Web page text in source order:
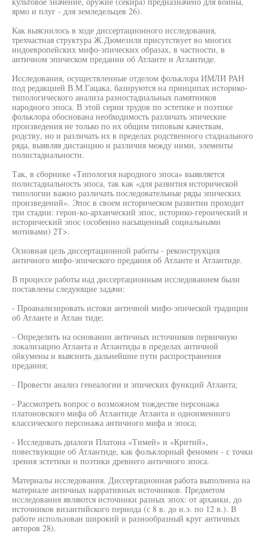
ярмо и плуг - для земледельцев 26).
Как выяснилось в ходе диссертационного исследования,
трехчастная структура Ж.Дюмезиля присутствует во многих
индоевропейских мифо-эпических образах, в частности, в
античном эпическом предании об Атланте и Атлантиде.
Исследования, осуществленные отделом фольклора ИМЛИ РАН
под редакцией В.М.Гацака, базируются на принципах историко-
типологического анализа разностадиальных памятников
народного эпоса. В этой серии трудов по эстетике и поэтике
фольклора обоснована необходимость различать эпические
произведения не только по их общим типовым качествам,
родству, но и различать их в пределах родственного стадиального
ряда, выявляя дистанцию и различия между ними, элементы
полистадиальности.
Так, в сборнике «Типология народного эпоса» выявляется
полистадиальность эпоса, так как «для развития исторической
типологии важно различать последовательные ряды эпических
произведений». Эпос в своем историческом развитии проходит
три стадии: герои-ко-архаический эпос, историко-героический и
исторический эпос (особенно насыщенный социальными
мотивами) 2Т>.
Основная цель диссертационной работы - реконструкция
античного мифо-эпического предания об Атланте и Атлантиде.
В процессе работы над диссертационным исследованием были
поставлены следующие задачи:
- Проанализировать истоки античной мифо-эпической традиции
об Атланте и Атлан тиде;
- Определить на основании античных источников первичную
локализацию Атланта и Атлантиды в пределах античной
ойкумены и выяснить дальнейшие пути распространения
предания;
- Провести анализ генеалогии и эпических функций Атланта;
- Рассмотреть вопрос о возможном тождестве персонажа
платоновского мифа об Атлантиде Атланта и одноименного
классического персонажа античного мифа и эпоса;
- Исследовать диалоги Платона «Тимей» и «Критий»,
повествующие об Атлантиде, как фольклорный феномен - с точки
зрения эстетики и поэтики древнего античного эпоса.
Материалы исследования. Диссертационная работа выполнена на
материале античных нарративных источников. Предметом
исследования являются источники разных эпох: от архаики, до
источников византийского периода (с 8 в. до н.э. по 12 в.). В
работе использован широкий и разнообразный круг античных
авторов 28).